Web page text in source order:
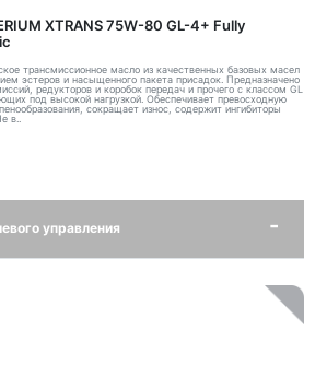
XTRANS 75W-80 GL-4+ Fully
трансмиссионное масло из качественных базовых масел
эстеров и насыщенного пакета присадок. Предназначено
редукторов и коробок передач и прочего с классом GL
под высокой нагрузкой. Обеспечивает превосходную
сокращает износ, содержит ингибиторы
в..
управления